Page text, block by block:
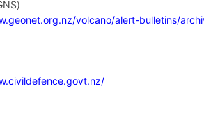
volcano/alert-bulletins/